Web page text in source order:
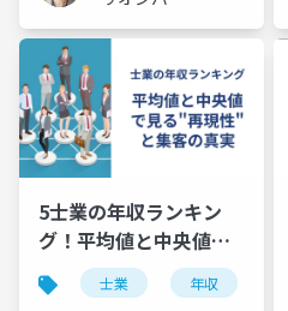
5士業の年収ランキン
グ！平均値と中央値で
見る再現性と集客の真
実
士業 年収